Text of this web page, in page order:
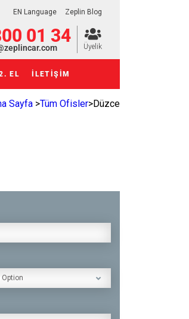
EN Language Zeplin Blog
01 34
Üyelik
EL İLETİŞİM
Sayfa >Tüm Ofisler>Düzce